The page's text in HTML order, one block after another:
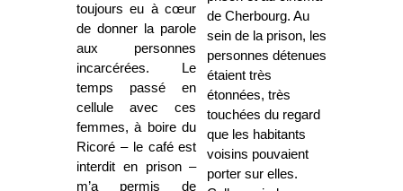
toujours eu à cœur
de donner la parole
aux personnes
incarcérées. Le
temps passé en
cellule avec ces
femmes, à boire du
Ricoré – le café est
interdit en prison –
m’a permis de
de Cherbourg. Au
sein de la prison, les
personnes détenues
étaient très
étonnées, très
touchées du regard
que les habitants
voisins pouvaient
porter sur elles.